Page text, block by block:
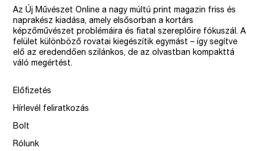
Az Új Művészet Online a nagy múltú print magazin friss és
naprakész kiadása, amely elsősorban a kortárs
képzőművészet problémáira és fiatal szereplőire fókuszál. A
felület különböző rovatai kiegészítik egymást – így segítve
elő az eredendően szilánkos, de az olvastban kompakttá
váló megértést.
Előfizetés
Hírlevél feliratkozás
Bolt
Rólunk